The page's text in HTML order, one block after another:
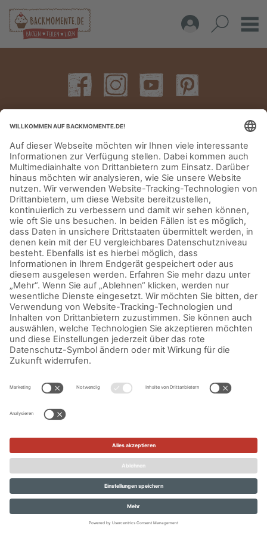
IMPRESSUM DATENSCHUTZERKLÄRUNG AGB KONTAKT
© Aurora Mühlen GmbH - Trettaustraße 49 – D-21107 Hamburg